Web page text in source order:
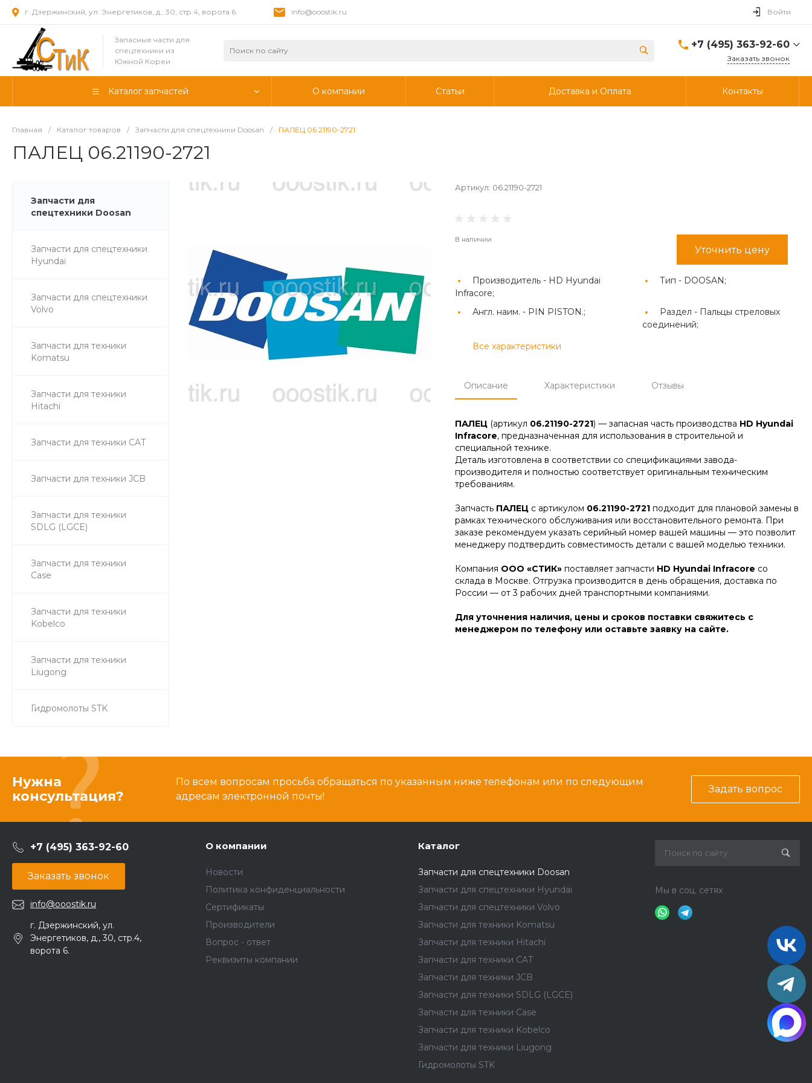
г. Дзержинский, ул. Энергетиков, д., 30, стр.4, ворота 6. info@ooostik.ru Войти
Запасные части для
спецтехники из
Южной Кореи
+7 (495) 363-92-60
г. Дзержинский, ул.
Заказать звонок
Каталог запчастей О компании Статьи Доставка и Оплата Контакты
Главная / Каталог товаров / Запчасти для спецтехники Doosan / ПАЛЕЦ 06.21190-2721
ПАЛЕЦ 06.21190-2721
Запчасти для
спецтехники Doosan
Запчасти для спецтехники
Hyundai
Запчасти для спецтехники
Volvo
Запчасти для техники
Komatsu
Запчасти для техники
Hitachi
Запчасти для техники CAT
Запчасти для техники JCB
Запчасти для техники
SDLG (LGCE)
Запчасти для техники
Case
Запчасти для техники
Kobelco
Запчасти для техники
Liugong
Гидромолоты STK
Артикул: 06.21190-2721
В наличии
Уточнить цену
Производитель - HD Hyundai
Infracore;
Тип - DOOSAN;
Англ. наим. - PIN PISTON.; Раздел - Пальцы стреловых
соединений;
Все характеристики
Описание Характеристики Отзывы
ПАЛЕЦ(артикул 06.21190-2721) — запасная часть производства HD Hyundai
Infracore, предназначенная для использования в строительной и
специальной технике.
Деталь изготовлена в соответствии со спецификациями завода-
производителя и полностью соответствует оригинальным техническим
требованиям.
Запчасть ПАЛЕЦс артикулом 06.21190-2721подходит для плановой замены в
рамках технического обслуживания или восстановительного ремонта. При
заказе рекомендуем указать серийный номер вашей машины — это позволит
менеджеру подтвердить совместимость детали с вашей моделью техники.
Компания ООО «СТИК»поставляет запчасти HD Hyundai Infracore со
склада в Москве. Отгрузка производится в день обращения, доставка по
России — от 3 рабочих дней транспортными компаниями.
Для уточнения наличия, цены и сроков поставки свяжитесь с
менеджером по телефону или оставьте заявку на сайте.
Нужна
консультация?
По всем вопросам просьба обращаться по указанным ниже телефонам или по следующим
адресам электронной почты!
Задать вопрос
+7 (495) 363-92-60
Заказать звонок
info@ooostik.ru
г. Дзержинский, ул.
Энергетиков, д., 30, стр.4,
ворота 6.
О компании
Новости
Политика конфиденциальности
Сертификаты
Производители
Вопрос - ответ
Реквизиты компании
Каталог
Запчасти для спецтехники Doosan
Запчасти для спецтехники Hyundai
Запчасти для спецтехники Volvo
Запчасти для техники Komatsu
Запчасти для техники Hitachi
Запчасти для техники CAT
Запчасти для техники JCB
Запчасти для техники SDLG (LGCE)
Запчасти для техники Case
Запчасти для техники Kobelco
Запчасти для техники Liugong
Гидромолоты STK
Мы в соц. сетях